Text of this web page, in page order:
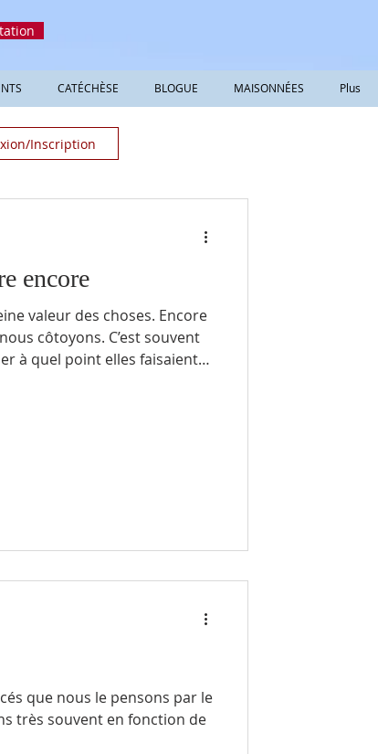
CATÉCHÈSE BLOGUE MAISONNÉES Plus
Inscription
encore
des choses. Encore
C’est souvent
à quel point elles faisaient
que nous le pensons par le